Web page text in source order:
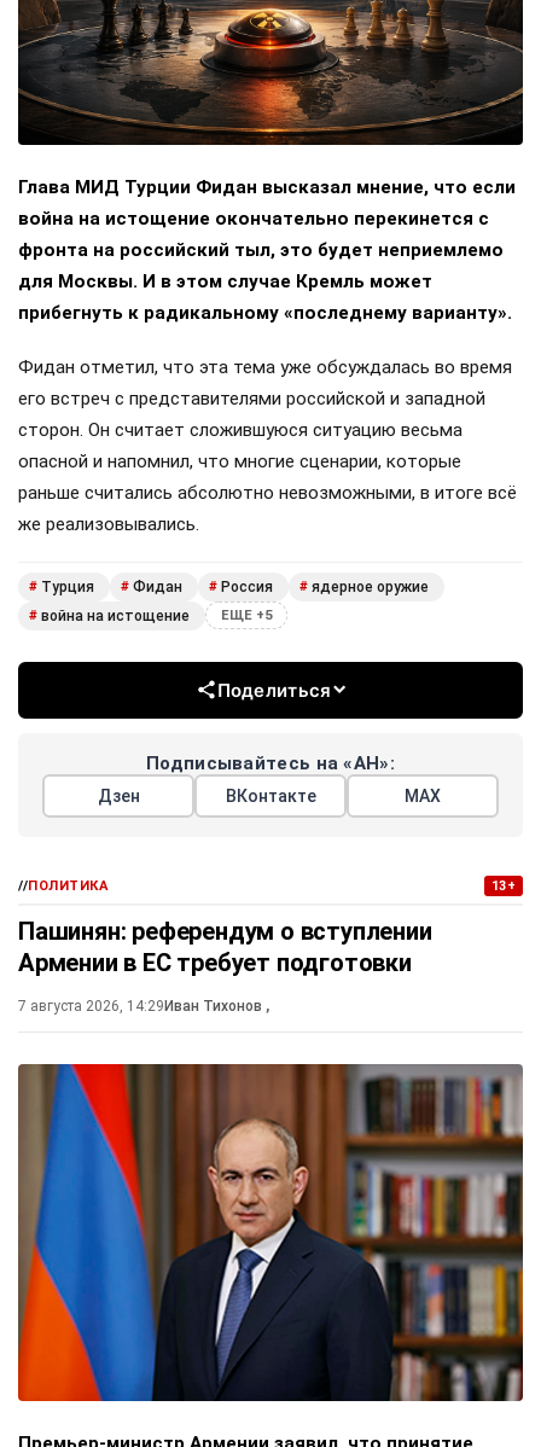
Глава МИД Турции Фидан высказал мнение, что если
война на истощение окончательно перекинется с
фронта на российский тыл, это будет неприемлемо
для Москвы. И в этом случае Кремль может
прибегнуть к радикальному «последнему варианту».
Фидан отметил, что эта тема уже обсуждалась во время
его встреч с представителями российской и западной
сторон. Он считает сложившуюся ситуацию весьма
опасной и напомнил, что многие сценарии, которые
раньше считались абсолютно невозможными, в итоге всё
же реализовывались.
# Турция # Фидан # Россия # ядерное оружие
# война на истощение ЕЩЕ +5
Поделиться
Подписывайтесь на «АН»:
Дзен ВКонтакте МАХ
//ПОЛИТИКА 13+
Пашинян: референдум о вступлении
Армении в ЕС требует подготовки
7 августа 2026, 14:29 Иван Тихонов ,